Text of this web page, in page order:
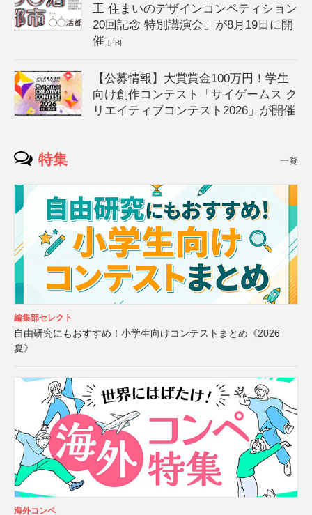
工 住まいのデザインコンペティション
20回記念 特別講演会」が8月19日に開
催[PR]
【公募情報】大賞賞金100万円！学生
向け創作コンテスト「サイゲームス ク
リエイティブコンテスト2026」が開催
特集 一覧
編集部セレクト
自由研究にもおすすめ！小学生向けコンテストまとめ《2026
夏》
海外コンペ